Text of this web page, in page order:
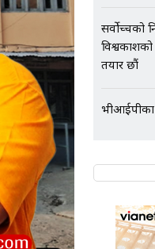
सर्वोच्चको
तयार छौं
भीआईपीका